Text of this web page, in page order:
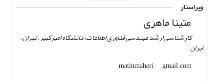
ویراستار
متینا ماهری
کارشناسی ارشد مهندسی فناوری اطلاعات، دانشگاه امیرکبیر، تهران،
ایران
matinmaheri
gmail.com